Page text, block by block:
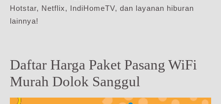
Hotstar, Netflix, IndiHomeTV, dan layanan hiburan
lainnya!
Daftar Harga Paket Pasang WiFi
Murah Dolok Sanggul